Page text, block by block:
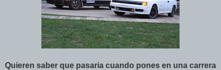
Quieren saber que pasaria cuando pones en una carrera